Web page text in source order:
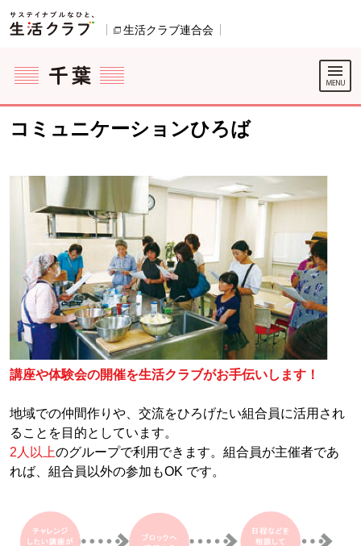
ページの先頭です。
生活クラブ連合会
コミュニケーションひろば
講座や体験会の開催を生活クラブがお手伝いします！
地域での仲間作りや、交流をひろげたい組合員に活用され
ることを目的としています。
2人以上のグループで利用できます。組合員が主催者であ
れば、組合員以外の参加もOK です。